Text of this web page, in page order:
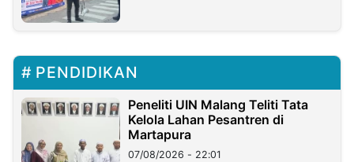
PENDIDIKAN
Peneliti UIN Malang Teliti Tata
Kelola Lahan Pesantren di
Martapura
07/08/2026 - 22:01